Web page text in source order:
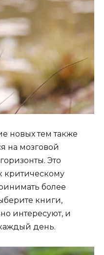
новых тем также
на мозговой
Это
критическому
более
книги,
интересуют, и
день.